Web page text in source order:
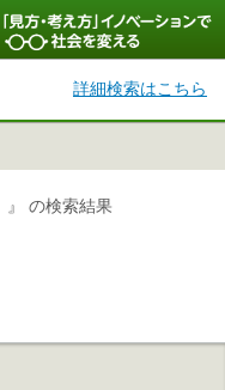
詳細検索はこちら
』 の検索結果